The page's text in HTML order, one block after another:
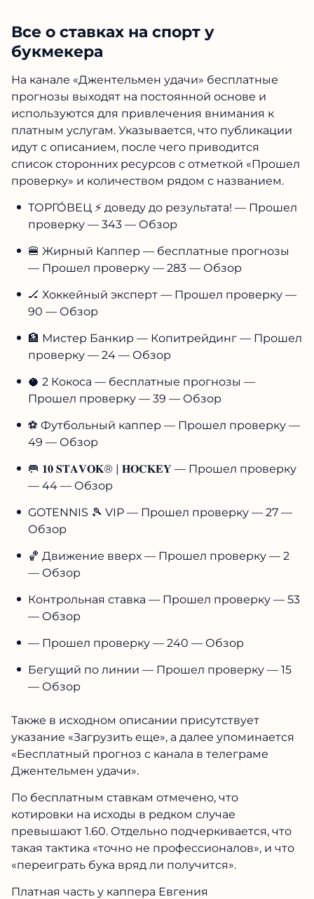
Все о ставках на спорт у
букмекера
На канале «Джентельмен удачи» бесплатные
прогнозы выходят на постоянной основе и
используются для привлечения внимания к
платным услугам. Указывается, что публикации
идут с описанием, после чего приводится
список сторонних ресурсов с отметкой «Прошел
проверку» и количеством рядом с названием.
ТОРГО́ВЕЦ ⚡️ доведу до результата! — Прошел
проверку — 343 — Обзор
🍔 Жирный Каппер — бесплатные прогнозы
— Прошел проверку — 283 — Обзор
🏒 Хоккейный эксперт — Прошел проверку —
90 — Обзор
🏦 Мистер Банкир — Копитрейдинг — Прошел
проверку — 24 — Обзор
🥥 2 Кокоса — бесплатные прогнозы —
Прошел проверку — 39 — Обзор
⚽️ Футбольный каппер — Прошел проверку —
49 — Обзор
🥅 𝟏𝟎 𝐒𝐓𝐀𝐕𝐎𝐊® | 𝐇𝐎𝐂𝐊𝐄𝐘 — Прошел проверку
— 44 — Обзор
GOTENNIS 🎾 VIP — Прошел проверку — 27 —
Обзор
🏀 Движение вверх — Прошел проверку — 2
— Обзор
Контрольная ставка — Прошел проверку — 53
— Обзор
— Прошел проверку — 240 — Обзор
Бегущий по линии — Прошел проверку — 15
— Обзор
Также в исходном описании присутствует
указание «Загрузить еще», а далее упоминается
«Бесплатный прогноз с канала в телеграме
Джентельмен удачи».
По бесплатным ставкам отмечено, что
котировки на исходы в редком случае
превышают 1.60. Отдельно подчеркивается, что
такая тактика «точно не профессионалов», и что
«переиграть бука вряд ли получится».
Платная часть у каппера Евгения